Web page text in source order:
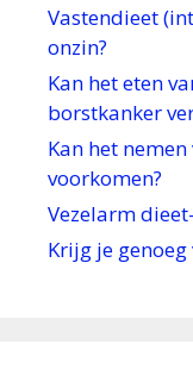
Vastendieet
onzin?
Kan het eten
borstkanker
Kan het
voorkomen?
Vezelarm
Krijg je